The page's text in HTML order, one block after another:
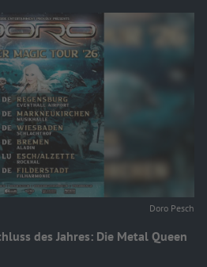
Doro Pesch
des Jahres: Die Metal Queen